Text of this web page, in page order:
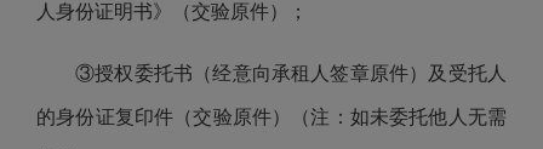
人身份证明书》（交验原件）；
③授权委托书（经意向承租人签章原件）及受托人
的身份证复印件（交验原件）（注：如未委托他人无需